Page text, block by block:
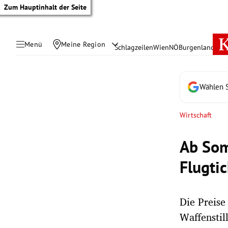
Zum Hauptinhalt der Seite
Menü Meine Region SchlagzeilenWienNÖBurgenland
Wählen
Wirtschaft
Ab
Die